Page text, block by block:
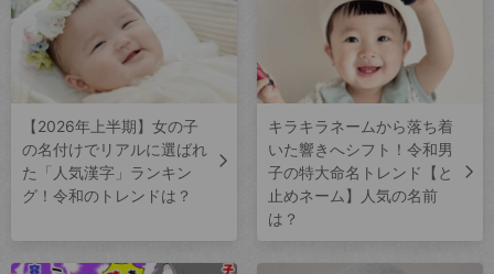
【2026年上半期】女の子
の名付けでリアルに選ばれ
た「人気漢字」ランキン
グ！令和のトレンドは？
キラキラネームから落ち着
いた響きへシフト！令和男
子の特大命名トレンド【と
止めネーム】人気の名前
は？